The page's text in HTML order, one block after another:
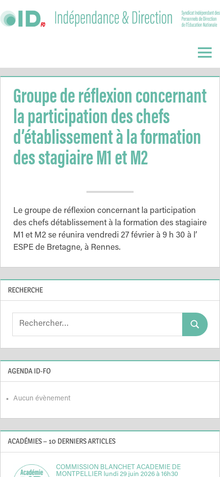
to
Direction
Menu
Groupe de réflexion concernant
la participation des chefs
d’établissement à la formation
des stagiaire M1 et M2
Le groupe de réflexion concernant la participation
des chefs détablissement à la formation des stagiaire
M1 et M2 se réunira vendredi 27 février à 9 h 30 à l’
ESPE de Bretagne, à Rennes.
RECHERCHE
Search
Search
AGENDA ID-FO
Aucun évènement
ACADÉMIES – 10 DERNIERS ARTICLES
COMMISSION BLANCHET ACADEMIE DE
MONTPELLIER lundi 29 juin 2026 à 16h30